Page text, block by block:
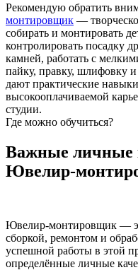
Рекомендую обратить
монтировщик —
собирать и монтировать
контролировать посадку
камней, работать с
пайку, правку, шлифовку
дают практические
высокооплачиваемой
студии.
Где можно обучиться?
Важные личные
Ювелир-
Ювелир-монтировщик —
сборкой, ремонтом и
успешной работы в этой
определённые личные